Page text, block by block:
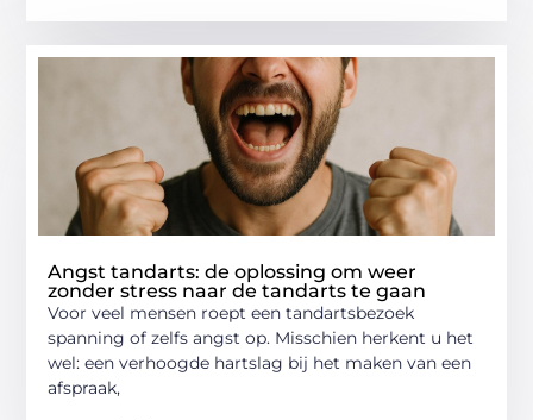
Angst tandarts: de oplossing om weer
zonder stress naar de tandarts te gaan
Voor veel mensen roept een tandartsbezoek
spanning of zelfs angst op. Misschien herkent u het
wel: een verhoogde hartslag bij het maken van een
afspraak,